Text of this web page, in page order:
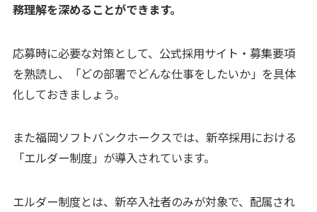
務理解を深めることができます。
応募時に必要な対策として、公式採用サイト・募集要項
を熟読し、「どの部署でどんな仕事をしたいか」を具体
化しておきましょう。
また福岡ソフトバンクホークスでは、新卒採用における
「エルダー制度」が導入されています。
エルダー制度とは、新卒入社者のみが対象で、配属され